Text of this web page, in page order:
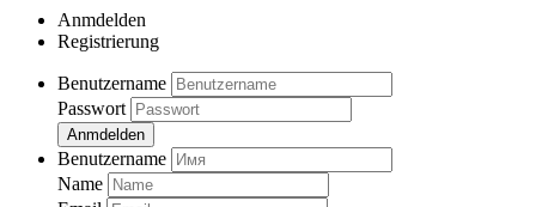
Anmdelden
Registrierung
Benutzername
Passwort
Anmdelden
Benutzername
Name